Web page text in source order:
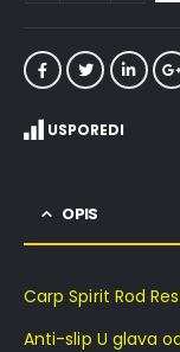
USPOREDI
OPIS
Carp Spirit Rod
Anti-slip U glava